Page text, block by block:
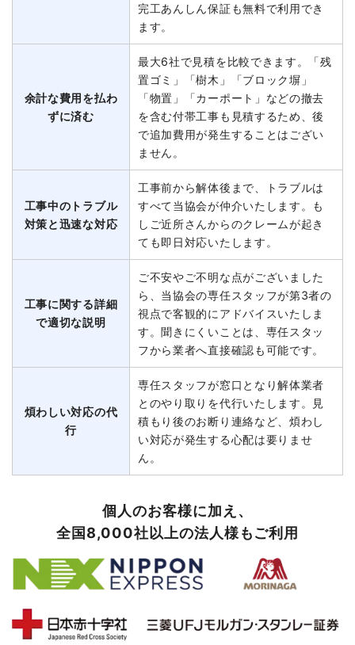
完工あんしん保証も無料で利用でき
ます。
余計な費用を払わ
ずに済む
最大6社で見積を比較できます。「残
置ゴミ」「樹木」「ブロック塀」
「物置」「カーポート」などの撤去
を含む付帯工事も見積するため、後
で追加費用が発生することはござい
ません。
工事中のトラブル
対策と迅速な対応
工事前から解体後まで、トラブルは
すべて当協会が仲介いたします。も
しご近所さんからのクレームが起き
ても即日対応いたします。
工事に関する詳細
で適切な説明
ご不安やご不明な点がございました
ら、当協会の専任スタッフが第3者の
視点で客観的にアドバイスいたしま
す。聞きにくいことは、専任スタッ
フから業者へ直接確認も可能です。
煩わしい対応の代
行
専任スタッフが窓口となり解体業者
とのやり取りを代行いたします。見
積もり後のお断り連絡など、煩わし
い対応が発生する心配は要りませ
ん。
個人のお客様に加え、
全国8,000社以上の法人様もご利用